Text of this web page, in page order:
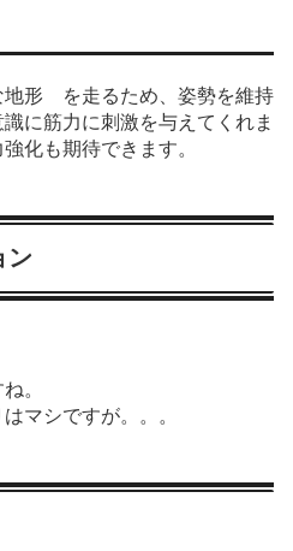
地形 を走るため、姿勢を維持
に筋力に刺激を与えてくれま
化も期待できます。
ン
。
マシですが。。。